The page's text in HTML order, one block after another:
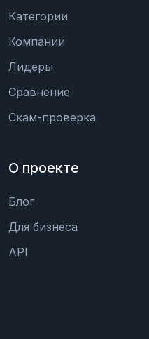
Категории
Компании
Лидеры
Сравнение
Скам-проверка
О проекте
Блог
Для бизнеса
API